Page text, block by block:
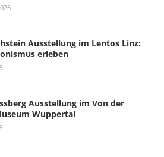
Ausstellung im Lentos Linz:
erleben
Ausstellung im Von der
Wuppertal